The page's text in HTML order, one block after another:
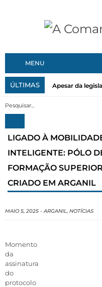
MENU
ÚLTIMAS Apesar da
LIGADO À
INTELIGENTE: PÓLO
FORMAÇÃO SUPERIOR
CRIADO EM ARGANIL
MAIO 5, 2025 -ARGANIL, NOTÍCIAS
Momento
da
assinatura
do
protocolo